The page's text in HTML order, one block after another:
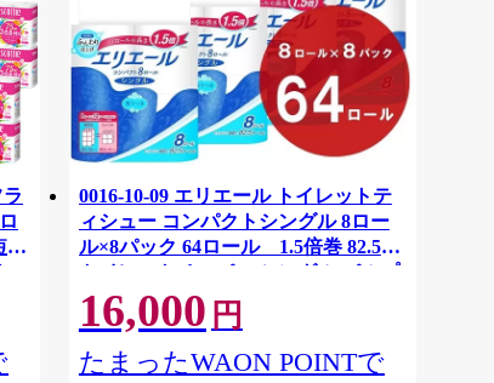
翌
0016-10-09 エリエール トイレットテ
ィシュー コンパクトシングル 8ロー
ル×8パック 64ロール 1.5倍巻 82.5m
トイレットペーパー シングル パルプ
100％ 香りつき 日用品 消耗品 備蓄
16,000 円
たまったWAON POINTで